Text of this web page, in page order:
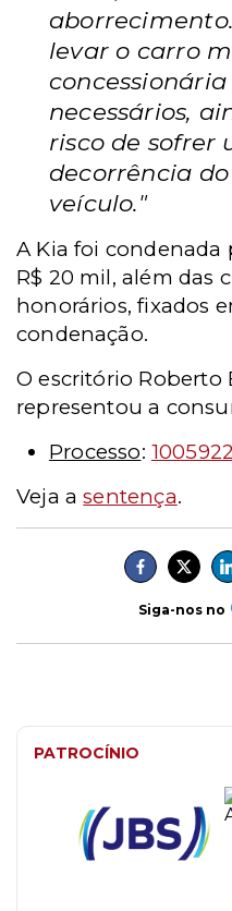
levar o carro
necessários,
risco de sofrer
decorrência
veículo."
A Kia foi condenada
R$ 20 mil, além das
honorários, fixados
condenação.
O escritório Roberto
representou a
Processo:
Veja asentença.
Siga-nos no
PATROCÍNIO